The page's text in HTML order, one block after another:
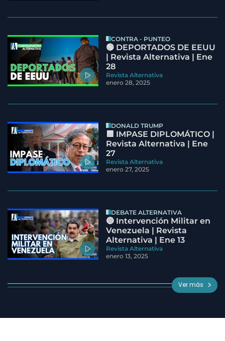
CONTRA - PUNTEO
🟢 DEPORTADOS DE EEUU
| Revista Alternativa | Ene
28
Revista Alternativa
enero 28, 2025
DONALD TRUMP
🟦 IMPASE DIPLOMÁTICO |
Revista Alternativa | Ene
27
Revista Alternativa
enero 27, 2025
DEBATE ALTERNATIVA
🔵 Intervención Militar en
Venezuela | Revista
Alternativa | Ene 13
Revista Alternativa
enero 13, 2025
Ver más